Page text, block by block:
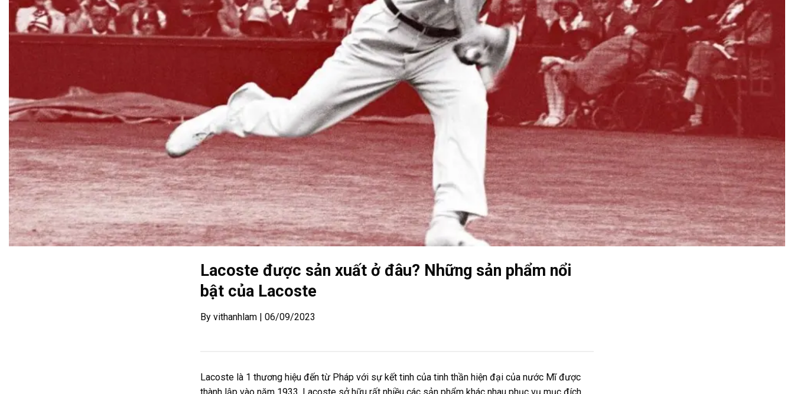
Lacoste được sản xuất ở đâu? Những sản phẩm nổi
bật của Lacoste
By vithanhlam | 06/09/2023
Lacoste là 1 thương hiệu đến từ Pháp với sự kết tinh của tinh thần hiện đại của nước Mĩ được